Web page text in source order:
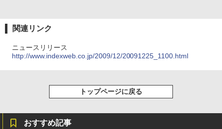
関連リンク
ニュースリリース
http://www.indexweb.co.jp/2009/12/20091225_1100.html
トップページに戻る
おすすめ記事